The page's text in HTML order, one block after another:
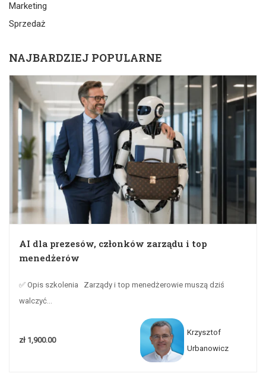
Marketing
Sprzedaż
NAJBARDZIEJ POPULARNE
AI dla prezesów, członków zarządu i top
menedżerów
✅ Opis szkolenia Zarządy i top menedżerowie muszą dziś
walczyć...
zł 1,900.00
Krzysztof
Urbanowicz